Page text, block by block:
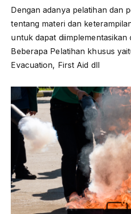
Dengan adanya pelatihan dan
tentang materi dan
untuk dapat diimplementasikan
Beberapa Pelatihan khusus
Evacuation, First Aid dll